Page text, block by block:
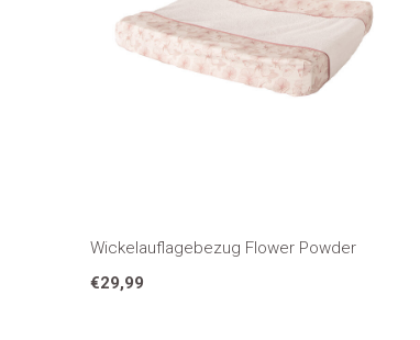
Wickelauflagebezug Flower Powder
€29,99